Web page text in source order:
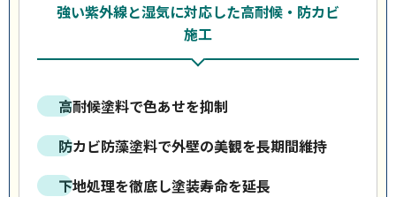
強い紫外線と湿気に対応した高耐候・防カビ
施工
高耐候塗料で色あせを抑制
防カビ防藻塗料で外壁の美観を長期間維持
下地処理を徹底し塗装寿命を延長